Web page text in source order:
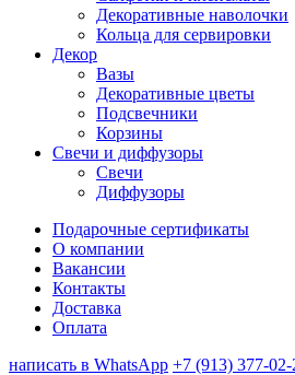
Декоративные наволочки
Кольца для сервировки
Декор
Вазы
Декоративные цветы
Подсвечники
Корзины
Свечи и диффузоры
Свечи
Диффузоры
Подарочные сертификаты
О компании
Вакансии
Контакты
Доставка
Оплата
написать в WhatsApp +7 (913) 377-02-